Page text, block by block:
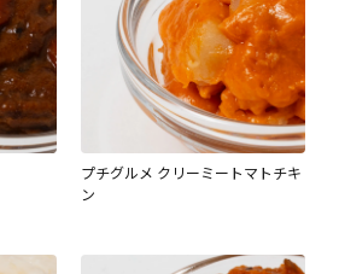
プチグルメ クリーミートマトチキ
ン